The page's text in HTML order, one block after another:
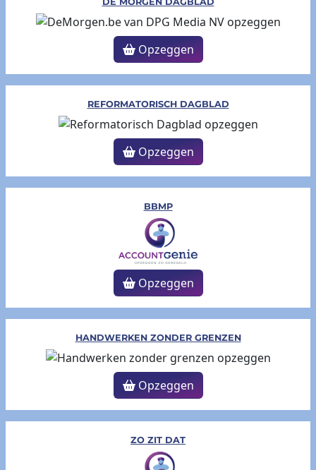
Opzeggen
REFORMATORISCH DAGBLAD
Opzeggen
BBMP
Opzeggen
HANDWERKEN ZONDER GRENZEN
Opzeggen
ZO ZIT DAT